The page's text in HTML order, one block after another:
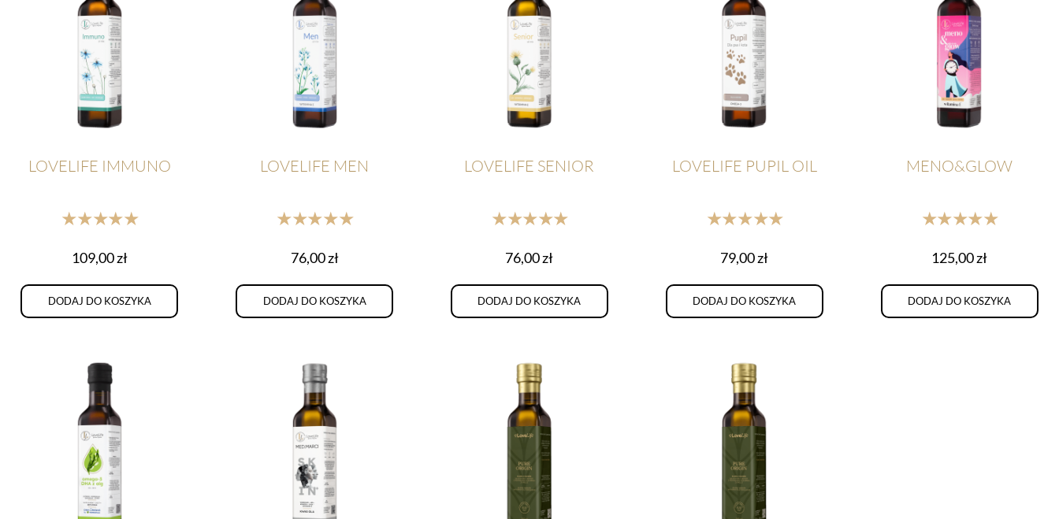
LOVELIFE IMMUNO
★★★★★
109,00zł
DODAJ DO KOSZYKA
LOVELIFE MEN
★★★★★
76,00zł
DODAJ DO KOSZYKA
LOVELIFE SENIOR
★★★★★
76,00zł
DODAJ DO KOSZYKA
LOVELIFE PUPIL OIL
★★★★★
79,00zł
DODAJ DO KOSZYKA
MENO&GLOW
★★★★★
125,00zł
DODAJ DO KOSZYKA